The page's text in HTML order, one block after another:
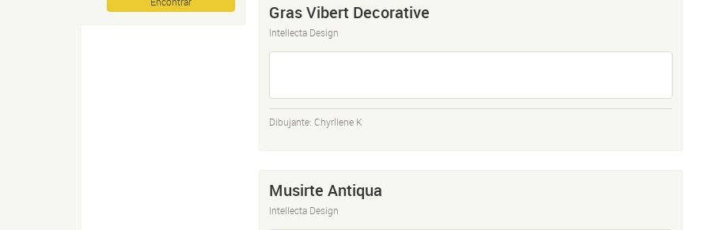
Gras Vibert Decorative
Intellecta Design
Dibujante: Chyrllene K
Musirte Antiqua
Intellecta Design